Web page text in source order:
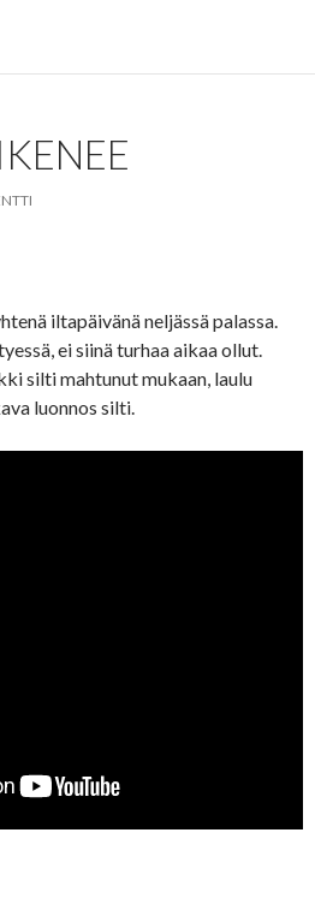
iltapäivänä neljässä palassa.
ei siinä turhaa aikaa ollut.
silti mahtunut mukaan, laulu
luonnos silti.